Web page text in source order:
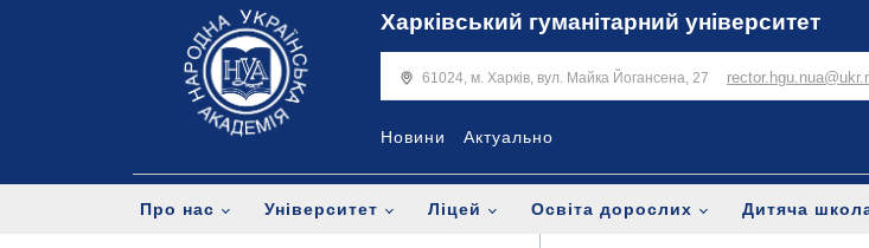
Харківський гуманітарний університет
61024, м. Харків, вул. Майка Йогансена, 27
Новини Актуально
Про нас Університет Ліцей Освіта дорослих Дитяча